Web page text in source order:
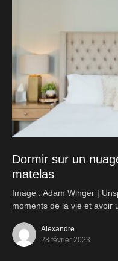
Dormir sur un
matelas
Image : Adam Winger |
moments de la vie et avoir
Alexandre
28 février 2023